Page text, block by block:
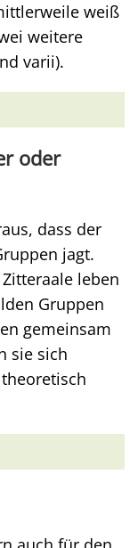
weiß
weitere
varii).
oder
dass der
jagt.
leben
Gruppen
gemeinsam
sie sich